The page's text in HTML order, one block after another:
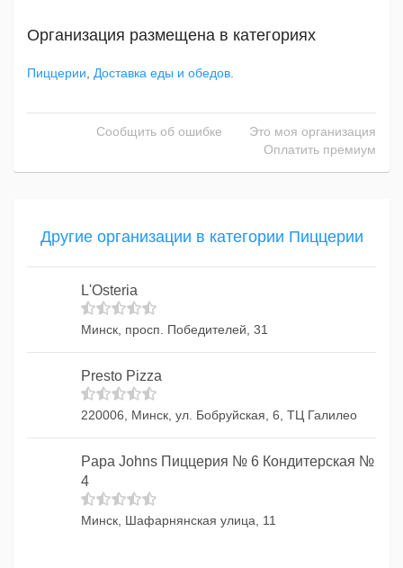
Организация размещена в категориях
Пиццерии Доставка еды и обедов
Сообщить об ошибке
Это моя организация
Оплатить премиум
Другие организации в категории Пиццерии
L'Osteria
Минск, просп. Победителей, 31
Presto Pizza
220006, Минск, ул. Бобруйская, 6, ТЦ Галилео
Papa Johns Пиццерия № 6 Кондитерская №
4
Минск, Шафарнянская улица, 11